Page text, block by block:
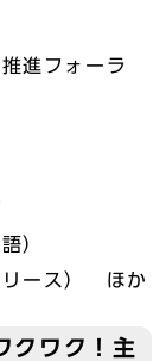
進フォーラ
）
リース） ほか
クワク！主